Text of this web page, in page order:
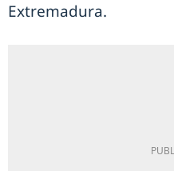
Extremadura.